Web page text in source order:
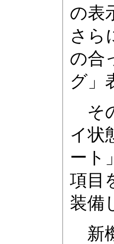
の表
さら
の合
グ」
そ
イ状
ート
項目
装備
新